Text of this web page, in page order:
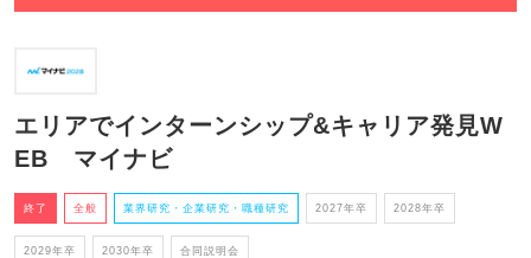
エリアでインターンシップ&キャリア発見W
EB マイナビ
終了 全般 業界研究・企業研究・職種研究 2027年卒 2028年卒
2029年卒 2030年卒 合同説明会